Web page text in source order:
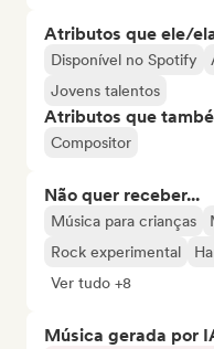
Atributos que ele/
Disponível no Spotify
Jovens talentos
Atributos que
Compositor
Não quer receber...
Música para crianças
Rock experimental
Ver tudo +8
Música gerada por